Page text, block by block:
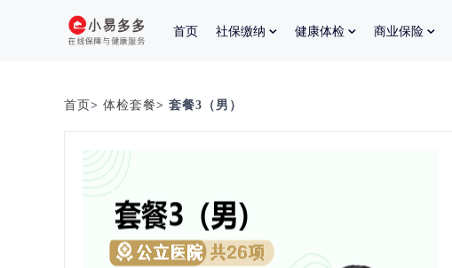
首页 社保缴纳 健康体检 商业保险
首页> 体检套餐> 套餐3（男）